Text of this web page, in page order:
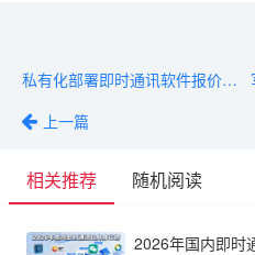
私有化部署即时通讯软件报价拆解：软件费、实施费、维保费
上一篇
相关推荐 随机阅读